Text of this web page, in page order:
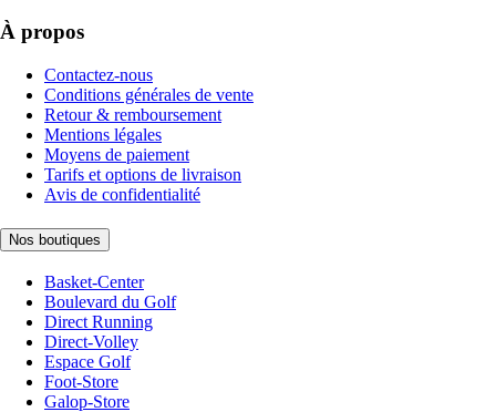
À propos
Contactez-nous
Conditions générales de vente
Retour & remboursement
Mentions légales
Moyens de paiement
Tarifs et options de livraison
Avis de confidentialité
Nos boutiques
Basket-Center
Boulevard du Golf
Direct Running
Direct-Volley
Espace Golf
Foot-Store
Galop-Store